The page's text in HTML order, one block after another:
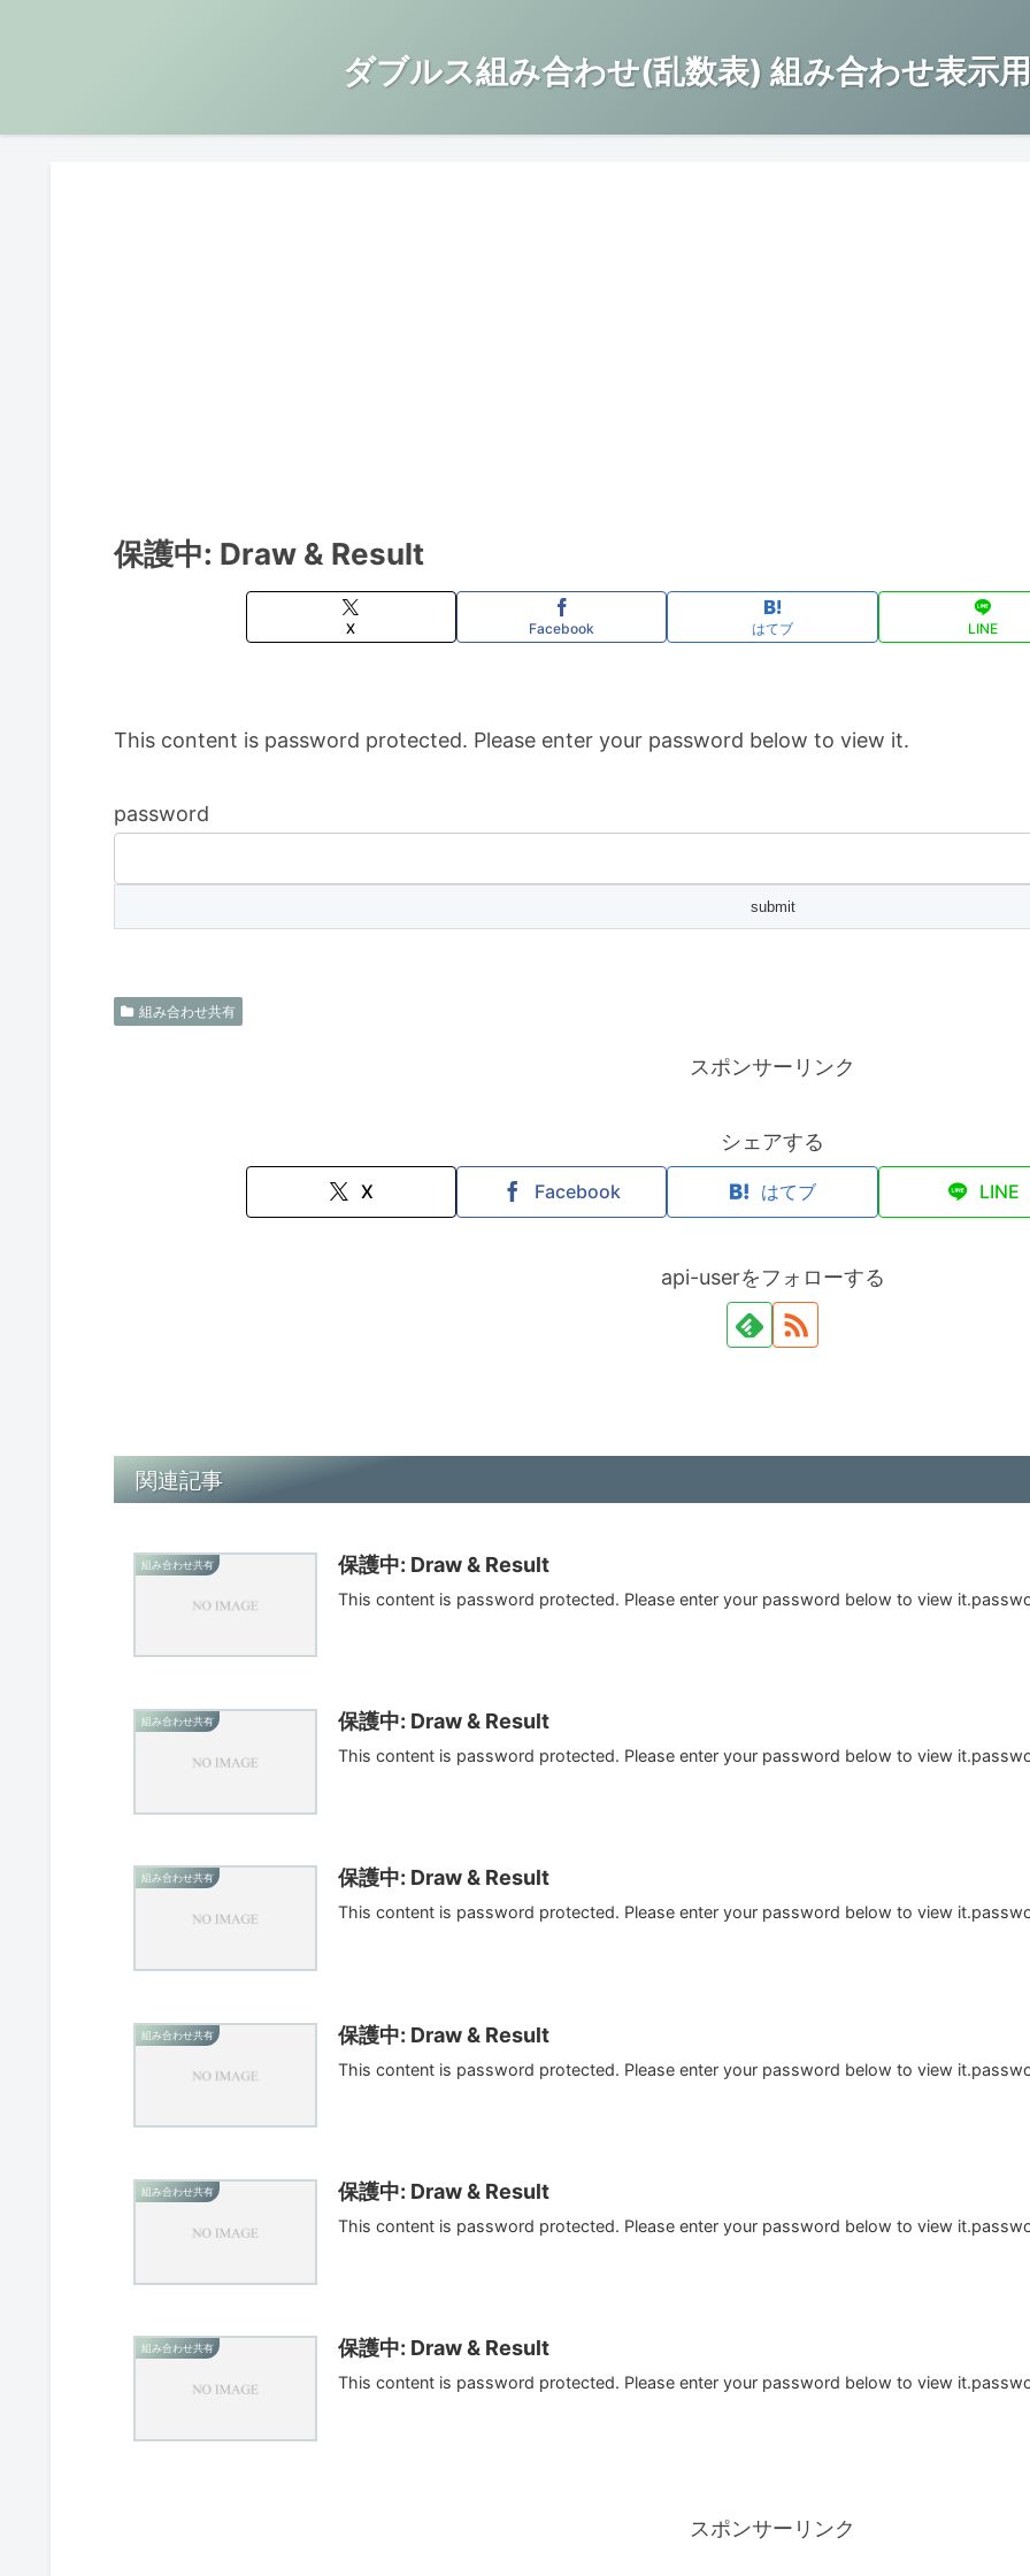
ダブルス組み合わせ(乱数表) 組み合わせ表示
保護中: Draw & Result
X Facebook はてブ LINE
This content is password protected. Please enter your password below to view it.
password
組み合わせ共有
スポンサーリンク
シェアする
X Facebook はてブ LINE
api-userをフォローする
関連記事
組み合わせ共有 保護中: Draw & Result
This content is password protected. Please enter your password below to view
組み合わせ共有 保護中: Draw & Result
This content is password protected. Please enter your password below to view
組み合わせ共有 保護中: Draw & Result
This content is password protected. Please enter your password below to view
組み合わせ共有 保護中: Draw & Result
This content is password protected. Please enter your password below to view
組み合わせ共有 保護中: Draw & Result
This content is password protected. Please enter your password below to view
組み合わせ共有 保護中: Draw & Result
This content is password protected. Please enter your password below to view
スポンサーリンク